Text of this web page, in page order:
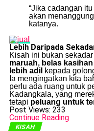
“Jika cadangan
akan
katanya.
Lebih Daripada
Kisah ini bukan
maruah, belas
lebih adil kepada
Ia mengingatkan kita
perlu ada ruang untuk
Kadangkala, yang
tetapi peluang untuk
Post Views: 233
Continue Reading
KISAH